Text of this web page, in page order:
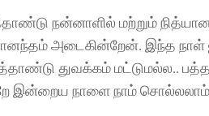
நன்னாளில் மற்றும்
அடைகின்றேன். இந்த நாள்
துவக்கம் மட்டுமல்ல..
இன்றைய நாளை நாம்